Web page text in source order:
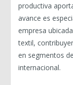
productiva
avance es
empresa
textil,
en segmentos
internacional.